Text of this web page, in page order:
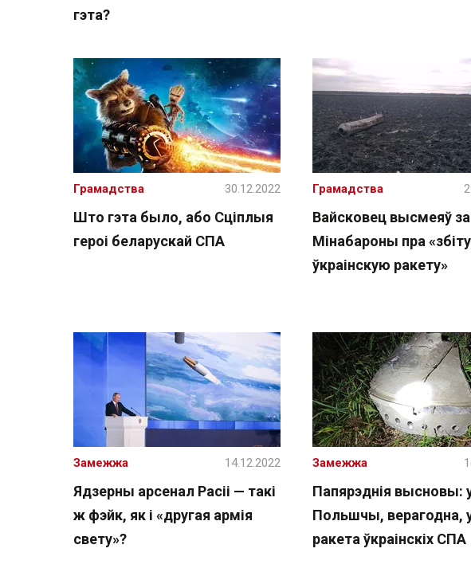
гэта?
Што гэта было, або Сціплыя
героі беларускай СПА
Грамадства 30.12.2022
Вайсковец высмеяў
Мінабароны пра
ўкраінскую ракету»
Грамадства
Ядзерны арсенал Расіі — такі
ж фэйк, як і «другая армія
свету»?
Замежжа 14.12.2022
Папярэднія высновы:
Польшчы, верагодна,
ракета ўкраінскіх СПА
Замежжа